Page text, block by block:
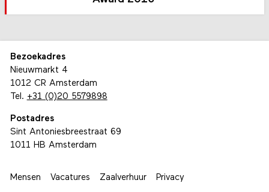
Bezoekadres
Nieuwmarkt 4
1012 CR Amsterdam
Tel. +31 (0)20 5579898
Postadres
Sint Antoniesbreestraat 69
1011 HB Amsterdam
Mensen Vacatures Zaalverhuur Privacy